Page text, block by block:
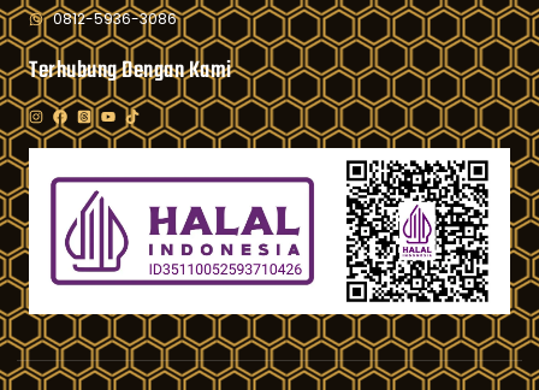
0812-5936-3086
Terhubung Dengan Kami